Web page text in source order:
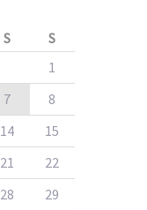
S
S
1
7
8
14
15
21
22
28
29